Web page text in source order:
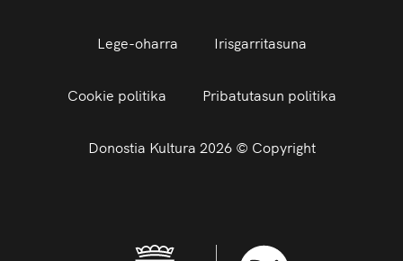
Lege-oharra Irisgarritasuna
Cookie politika Pribatutasun politika
Donostia Kultura 2026 © Copyright